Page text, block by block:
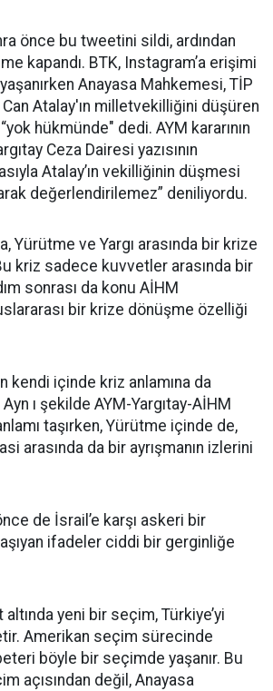
önce bu tweetini sildi, ardından
kapandı. BTK, Instagram’a erişimi
Anayasa Mahkemesi, TİP
Atalay'ın milletvekilliğini düşüren
hükmünde" dedi. AYM kararının
Ceza Dairesi yazısının
Atalay’ın vekilliğinin düşmesi
değerlendirilemez” deniliyordu.
Yürütme ve Yargı arasında bir krize
kriz sadece kuvvetler arasında bir
sonrası da konu AİHM
bir krize dönüşme özelliği
kendi içinde kriz anlamına da
ı şekilde AYM-Yargıtay-AİHM
taşırken, Yürütme içinde de,
arasında da bir ayrışmanın izlerini
de İsrail’e karşı askeri bir
ifadeler ciddi bir gerginliğe
yeni bir seçim, Türkiye’yi
Amerikan seçim sürecinde
böyle bir seçimde yaşanır. Bu
açısından değil, Anayasa